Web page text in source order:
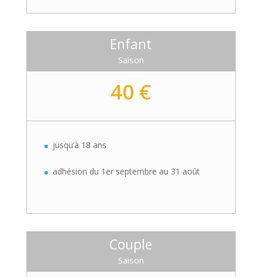
Enfant
Saison
40 €
jusqu’à 18 ans
adhésion du 1er septembre au 31 août
Couple
Saison